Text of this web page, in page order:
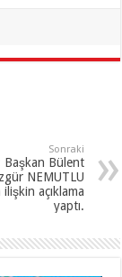
Sonraki
Başkan Bülent
NEMUTLU
ilişkin açıklama
yaptı.